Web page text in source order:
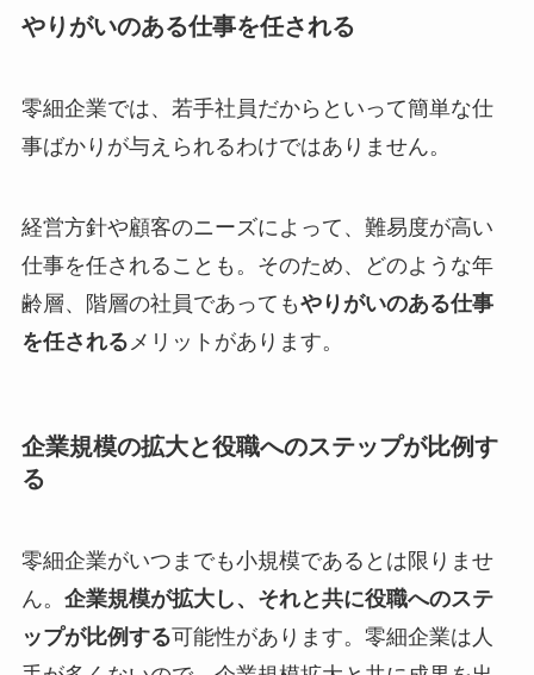
やりがいのある仕事を任される
零細企業では、若手社員だからといって簡単な仕
事ばかりが与えられるわけではありません。
経営方針や顧客のニーズによって、難易度が高い
仕事を任されることも。そのため、どのような年
齢層、階層の社員であってもやりがいのある仕事
を任される メリットがあります。
企業規模の拡大と役職へのステップが比例す
る
零細企業がいつまでも小規模であるとは限りませ
ん。 企業規模が拡大し、それと共に役職へのステ
ップが比例する可能性があります。零細企業は人